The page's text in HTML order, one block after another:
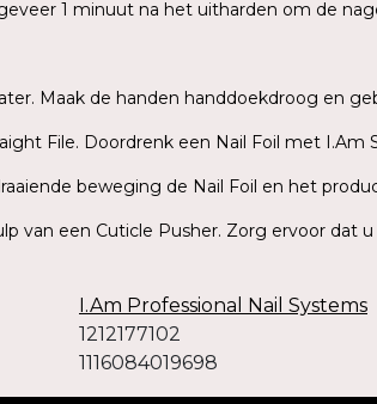
1 minuut na het uitharden om de
Maak de handen handdoekdroog en
File. Doordrenk een Nail Foil met
beweging de Nail Foil en het
van een Cuticle Pusher. Zorg ervoor dat
I.Am Professional Nail Systems
1212177102
1116084019698